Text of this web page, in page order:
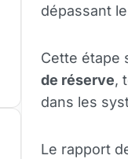
dépassant
Cette étape
de réserve,
dans les
Le rapport